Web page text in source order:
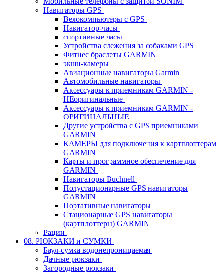
Навигаторы GPS
Велокомпьютеры с GPS
Навигатор-часы
спортивные часы
Устройства слежения за собаками GPS
Фитнес браслеты GARMIN
экшн-камеры
Авиационные навигаторы Garmin
Автомобильные навигаторы
Аксессуары к приемникам GARMIN -
НЕоригинальные
Аксессуары к приемникам GARMIN -
ОРИГИНАЛЬНЫЕ
Другие устройства с GPS приемниками
GARMIN
КАМЕРЫ для подключения к картплоттерам
GARMIN
Карты и программное обеспечение для
GARMIN
Навигаторы Buchnell
Полустационарные GPS навигаторы
GARMIN
Портативные навигаторы
Стационарные GPS навигаторы
(картплоттеры) GARMIN
Рации
08. РЮКЗАКИ и СУМКИ
Баул-сумка водонепроницаемая
Дачные рюкзаки
Загородные рюкзаки